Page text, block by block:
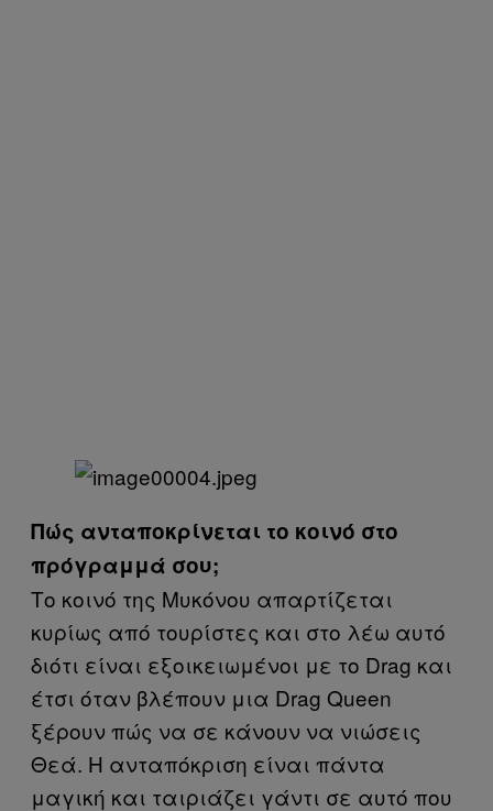
Πώς ανταποκρίνεται το κοινό στο
πρόγραμμά σου;
Το κοινό της Μυκόνου απαρτίζεται
κυρίως από τουρίστες και στο λέω αυτό
διότι είναι εξοικειωμένοι με το Drag και
έτσι όταν βλέπουν μια Drag Queen
ξέρουν πώς να σε κάνουν να νιώσεις
Θεά. Η ανταπόκριση είναι πάντα
μαγική και ταιριάζει γάντι σε αυτό που